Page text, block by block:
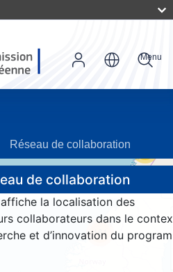
Menu
Réseau de collaboration
de collaboration
la localisation des
collaborateurs dans le
et d’innovation du
161